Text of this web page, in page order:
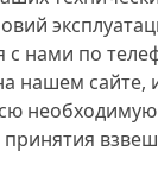
с нами по
нашем сайте,
необходимую